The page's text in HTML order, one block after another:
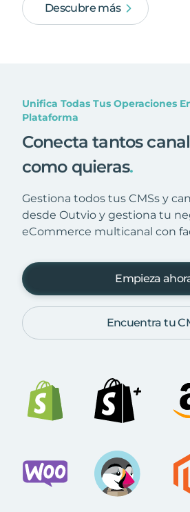
Descubre más
Unifica Todas Tus Operaciones
Plataforma
Conecta tantos
como quieras.
Gestiona todos tus CMSs y
desde Outvio y gestiona tu
eCommerce multicanal con
Empieza
Encuentra tu